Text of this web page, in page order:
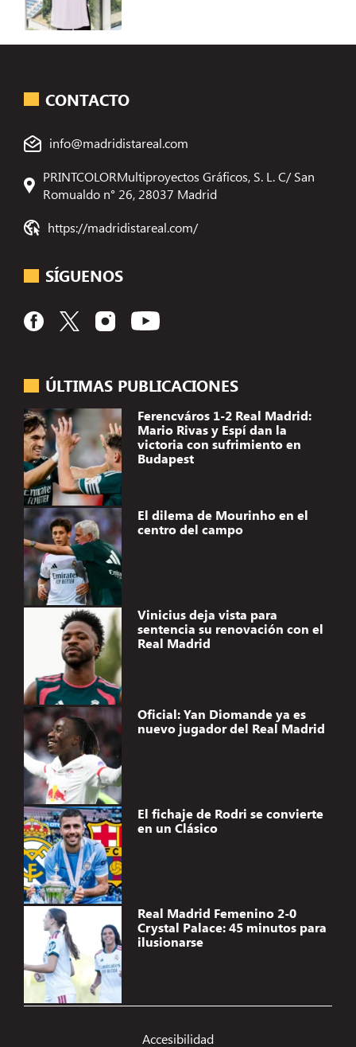
Gestionar el consentimiento de
ÚLTIMAS PUBLICACIONES
Ferencváros 1-2 Real Madrid:
Mario Rivas y Espí dan la
victoria con sufrimiento en
Budapest
El dilema de Mourinho en el
centro del campo
Vinicius deja vista para
sentencia su renovación con el
Real Madrid
Oficial: Yan Diomande ya es
nuevo jugador del Real Madrid
El fichaje de Rodri se convierte
en un Clásico
Real Madrid Femenino 2-0
Crystal Palace: 45 minutos para
ilusionarse
CONTACTO
info@madridistareal.com
PRINTCOLORMultiproyectos Gráficos, S. L. C/ San
Romualdo n° 26, 28037 Madrid
https://madridistareal.com/
SÍGUENOS
Accesibilidad